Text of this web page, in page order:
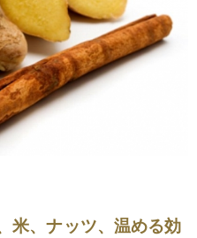
米、ナッツ、温める効